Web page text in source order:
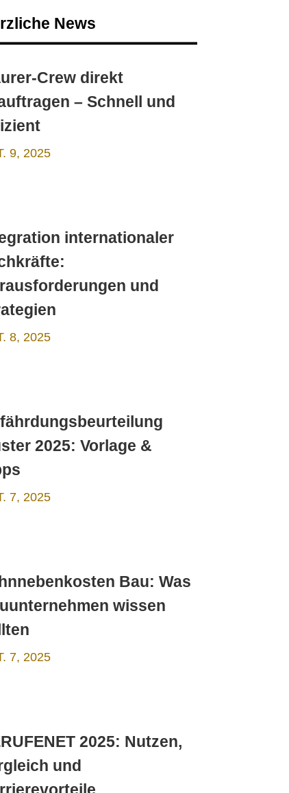
News
Crew direkt
– Schnell und
9, 2025
internationaler
und
8, 2025
2025: Vorlage &
7, 2025
Bau: Was
wissen
7, 2025
2025: Nutzen,
und